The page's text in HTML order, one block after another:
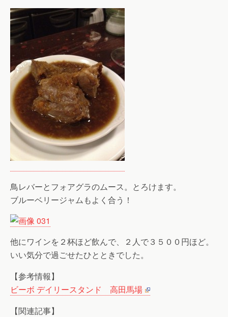
鳥レバーとフォアグラのムース。とろけます。
ブルーベリージャムもよく合う！
他にワインを２杯ほど飲んで、２人で３５００円ほど。
いい気分で過ごせたひとときでした。
【参考情報】
ビーボ デイリースタンド 高田馬場
【関連記事】